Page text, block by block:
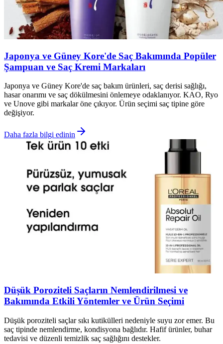
Japonya ve Güney Kore'de Saç Bakımında Popüler
Şampuan ve Saç Kremi Markaları
Japonya ve Güney Kore'de saç bakım ürünleri, saç derisi sağlığı,
hasar onarımı ve saç dökülmesini önlemeye odaklanıyor. KAO, Ryo
ve Unove gibi markalar öne çıkıyor. Ürün seçimi saç tipine göre
değişiyor.
Daha fazla bilgi edinin
Düşük Poroziteli Saçların Nemlendirilmesi ve
Bakımında Etkili Yöntemler ve Ürün Seçimi
Düşük poroziteli saçlar sıkı kutikülleri nedeniyle suyu zor emer. Bu
saç tipinde nemlendirme, kondisyona bağlıdır. Hafif ürünler, buhar
tedavisi ve düzenli temizlik saç sağlığını destekler.